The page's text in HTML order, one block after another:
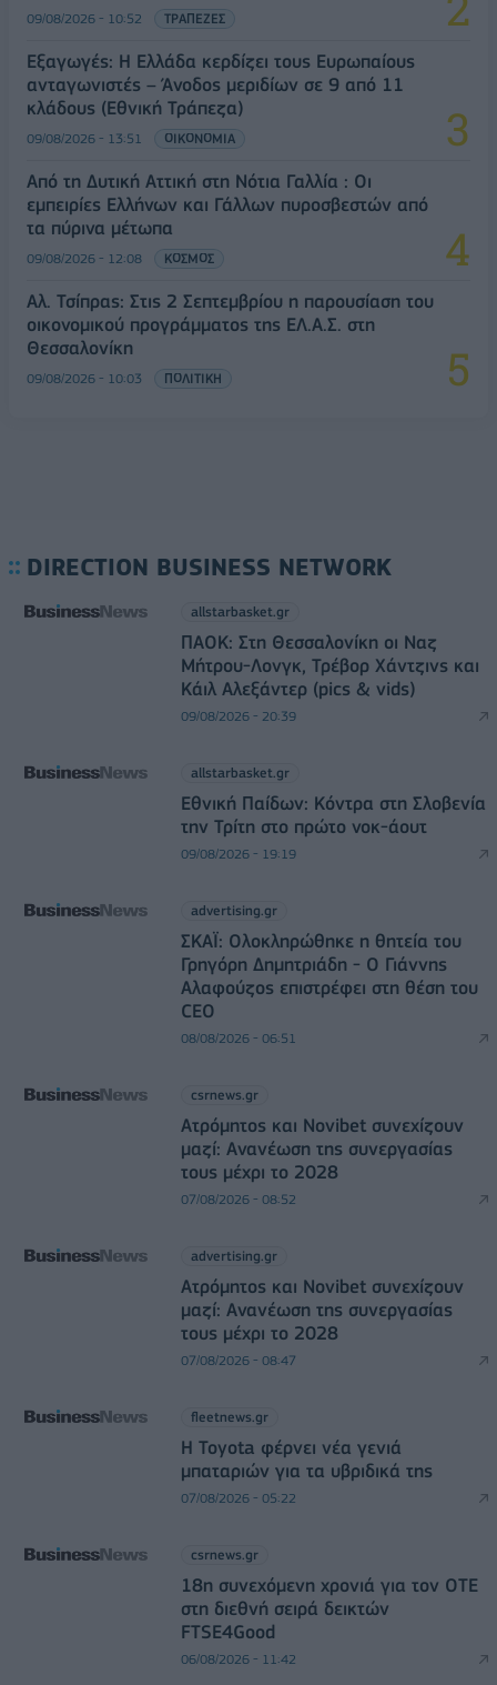
09/08/2026 - 10:52 ΤΡΑΠΕΖΕΣ
Εξαγωγές: Η Ελλάδα κερδίζει τους Ευρωπαίους
ανταγωνιστές – Άνοδος μεριδίων σε 9 από 11
κλάδους (Εθνική Τράπεζα)
09/08/2026 - 13:51 ΟΙΚΟΝΟΜΙΑ
Από τη Δυτική Αττική στη Νότια Γαλλία : Οι
εμπειρίες Ελλήνων και Γάλλων πυροσβεστών από
τα πύρινα μέτωπα
09/08/2026 - 12:08 ΚΟΣΜΟΣ
Αλ. Τσίπρας: Στις 2 Σεπτεμβρίου η παρουσίαση του
οικονομικού προγράμματος της ΕΛ.Α.Σ. στη
Θεσσαλονίκη
09/08/2026 - 10:03 ΠΟΛΙΤΙΚΗ
DIRECTION BUSINESS NETWORK
allstarbasket.gr
ΠΑΟΚ: Στη Θεσσαλονίκη οι Ναζ
Μήτρου-Λονγκ, Τρέβορ Χάντζινς και
Κάιλ Αλεξάντερ (pics & vids)
09/08/2026 - 20:39
allstarbasket.gr
Εθνική Παίδων: Κόντρα στη Σλοβενία
την Τρίτη στο πρώτο νοκ-άουτ
09/08/2026 - 19:19
advertising.gr
ΣΚΑΪ: Ολοκληρώθηκε η θητεία του
Γρηγόρη Δημητριάδη - Ο Γιάννης
Αλαφούζος επιστρέφει στη θέση του
CEO
08/08/2026 - 06:51
csrnews.gr
Ατρόμητος και Novibet συνεχίζουν
μαζί: Ανανέωση της συνεργασίας
τους μέχρι το 2028
07/08/2026 - 08:52
advertising.gr
Ατρόμητος και Novibet συνεχίζουν
μαζί: Ανανέωση της συνεργασίας
τους μέχρι το 2028
07/08/2026 - 08:47
fleetnews.gr
Η Toyota φέρνει νέα γενιά
μπαταριών για τα υβριδικά της
07/08/2026 - 05:22
csrnews.gr
18η συνεχόμενη χρονιά για τον ΟΤΕ
στη διεθνή σειρά δεικτών
FTSE4Good
06/08/2026 - 11:42